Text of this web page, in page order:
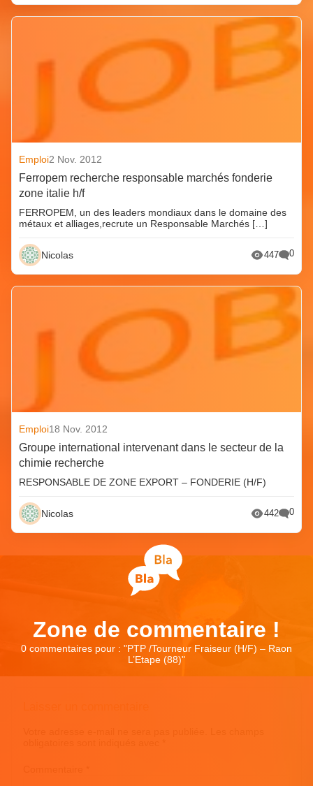
Emploi2 Nov. 2012
Ferropem recherche responsable marchés fonderie
zone italie h/f
FERROPEM, un des leaders mondiaux dans le domaine des
métaux et alliages,recrute un Responsable Marchés […]
Nicolas 447 0
Emploi18 Nov. 2012
Groupe international intervenant dans le secteur de la
chimie recherche
RESPONSABLE DE ZONE EXPORT – FONDERIE (H/F)
Nicolas 442 0
Zone de commentaire !
0 commentaires pour : "PTP /Tourneur Fraiseur (H/F) – Raon
L’Etape (88)"